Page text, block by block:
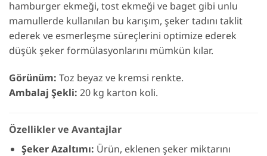
hamburger ekmeği, tost ekmeği ve baget gibi unlu
mamullerde kullanılan bu karışım, şeker tadını taklit
ederek ve esmerleşme süreçlerini optimize ederek
düşük şeker formülasyonlarını mümkün kılar.
Görünüm: Toz beyaz ve kremsi renkte.
Ambalaj Şekli: 20 kg karton koli.
Özellikler ve Avantajlar
Şeker Azaltımı: Ürün, eklenen şeker miktarını